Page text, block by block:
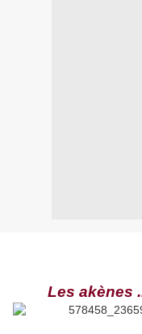
Les akènes